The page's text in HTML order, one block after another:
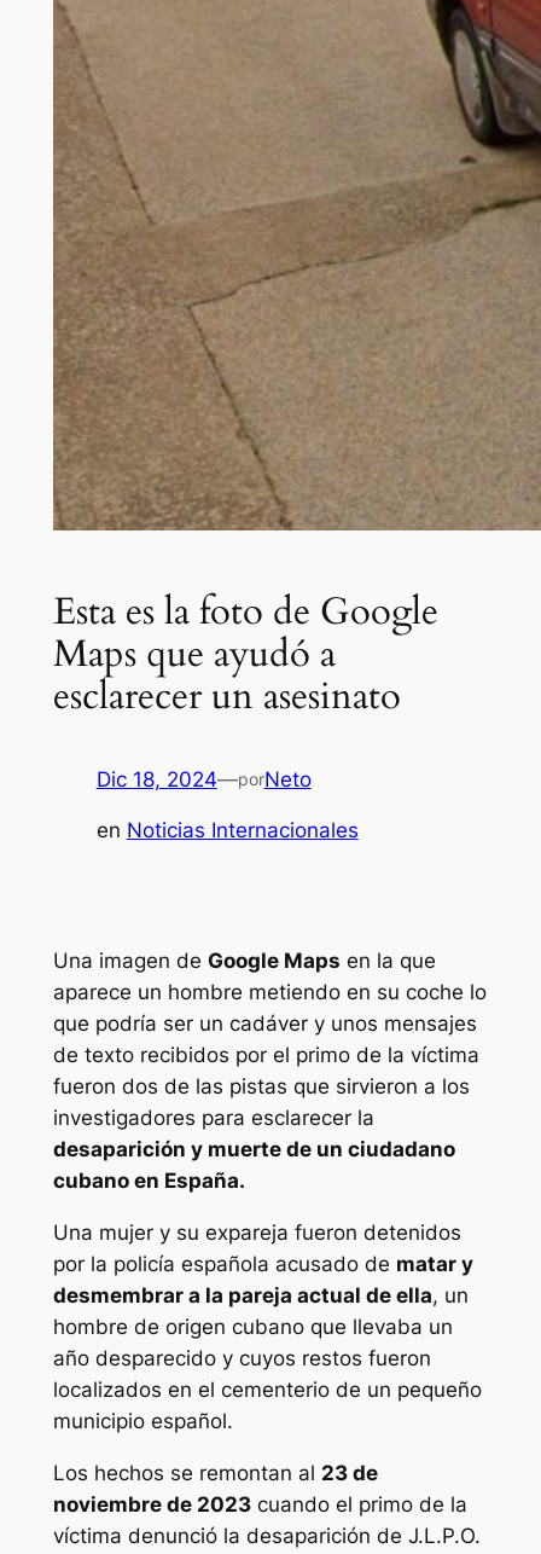
Esta es la foto de Google
Maps que ayudó a
esclarecer un asesinato
Dic 18, 2024—porNeto
en Noticias Internacionales
Una imagen de Google Maps en la que
aparece un hombre metiendo en su coche lo
que podría ser un cadáver y unos mensajes
de texto recibidos por el primo de la víctima
fueron dos de las pistas que sirvieron a los
investigadores para esclarecer la
desaparición y muerte de un ciudadano
cubano en España.
Una mujer y su expareja fueron detenidos
por la policía española acusado de matar y
desmembrar a la pareja actual de ella, un
hombre de origen cubano que llevaba un
año desparecido y cuyos restos fueron
localizados en el cementerio de un pequeño
municipio español.
Los hechos se remontan al 23 de
noviembre de 2023cuando el primo de la
víctima denunció la desaparición de J.L.P.O.